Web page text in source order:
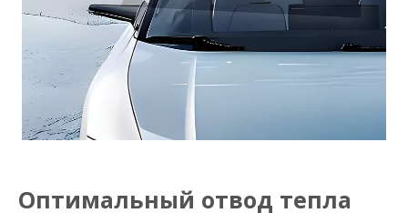
Оптимальный отвод тепла